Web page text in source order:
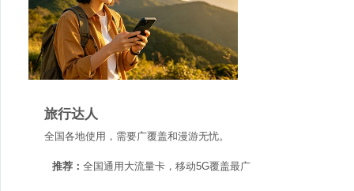
旅行达人
全国各地使用，需要广覆盖和漫游无忧。
推荐： 全国通用大流量卡，移动5G覆盖最广